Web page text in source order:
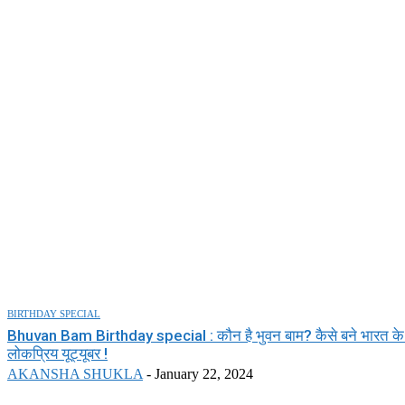
BIRTHDAY SPECIAL
Bhuvan Bam Birthday special : कौन है भुवन बाम? कैसे बने भारत
लोकप्रिय यूट्यूबर !
AKANSHA SHUKLA - January 22, 2024